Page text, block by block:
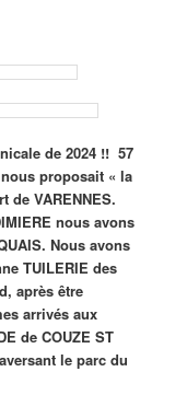
de 2024 !! 57
proposait « la
de VARENNES.
nous avons
Nous avons
TUILERIE des
après être
arrivés aux
de COUZE ST
le parc du